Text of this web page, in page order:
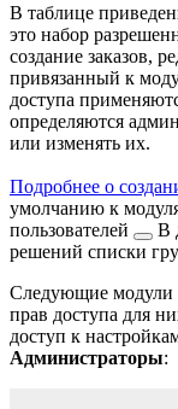
В таблице
это набор
создание заказов,
привязанный к
доступа
определяются
или изменять их.
Подробнее о
умолчанию к
пользователей
В
решений списки
Следующие модули
прав доступа для
доступ к
Администраторы: